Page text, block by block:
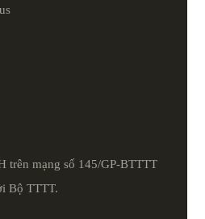
trên mạng số 145/GP-BTTTT
Bộ TTTT.